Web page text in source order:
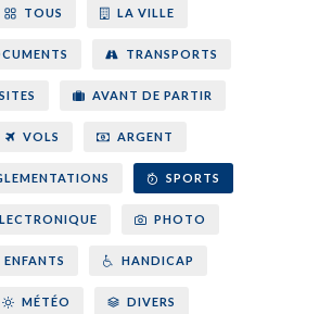
TOUS LA VILLE
TRANSPORTS
AVANT DE PARTIR
VOLS ARGENT
SPORTS
PHOTO
ENFANTS HANDICAP
MÉTÉO DIVERS